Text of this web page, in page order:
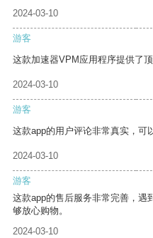
2024-03-10
游客
这款加速器VPM应用程序提供了
2024-03-10
游客
这款app的用户评论非常真实，可
2024-03-10
游客
这款app的售后服务非常完善，遇
够放心购物。
2024-03-10